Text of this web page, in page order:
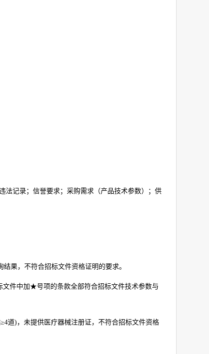
法记录；信誉要求；采购需求（产品技术参数）；供
果，不符合招标文件资格证明的要求。
件中加★号项的条款全部符合招标文件技术参数与
4道) ，未提供医疗器械注册证，不符合招标文件资格